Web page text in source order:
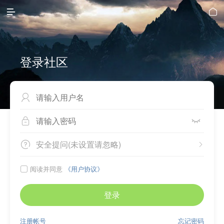
 
登录社区

 
 
安全提问(未设置请忽略)
 阅读并同意 《用户协议》
登录
忘记密码
注册帐号